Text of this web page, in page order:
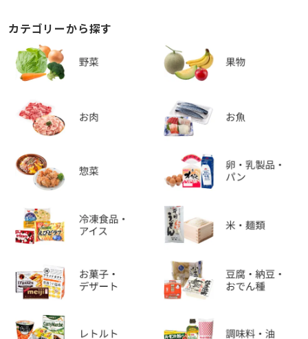
カテゴリーから探す